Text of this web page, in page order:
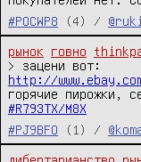
#POCWP8
(4) / @ruki
рынок говно
http://
#R793TX/M8X
#PJ9BFO
(1) /